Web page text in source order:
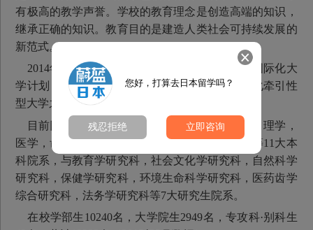
有极高的教学声誉。学校的教育理念是创造高端的知识，
继承正确的知识。教育目的是建造人类社会可持续发展的
新范式。
2014年，冈山大学被日本文部科学省选为超级国际化大
学计划（Top Global University Project）24所国际化牵引性
型大学之一。
目前冈山大学有文学，教育学，法学，经济学，理学，
医学，齿科医学，药学，工学，农学，环境工学等11大本
科院系，与教育学研究科，社会文化学研究科，自然科学
研究科，保健学研究科，环境生命科学研究科，医药齿学
综合研究科，法务学研究科等7大研究生院系。
在校学部生10240名，大学院生2949名，专攻科·别科生
您好，打算去日本留学吗？
残忍拒绝 立即咨询